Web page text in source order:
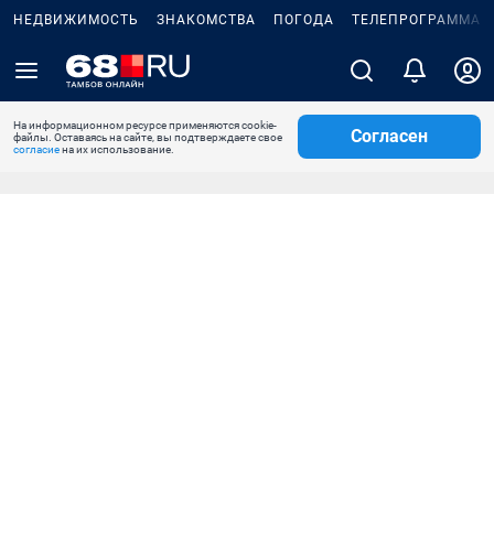
НЕДВИЖИМОСТЬ ЗНАКОМСТВА ПОГОДА ТЕЛЕПРОГРАММА
На информационном ресурсе применяются cookie-
файлы. Оставаясь на сайте, вы подтверждаете свое
согласиена их использование.
Согласен